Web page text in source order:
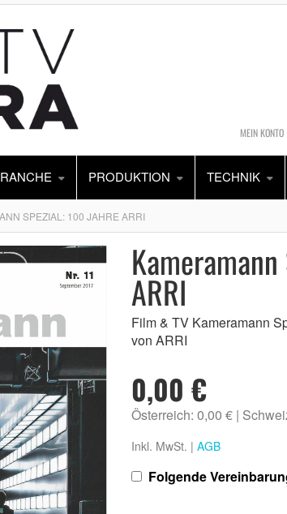
MEIN KONTO
PRODUKTION TECHNIK
SPEZIAL: 100 JAHRE ARRI
ARRI
Film & TV Kameramann
von ARRI
0,00 €
Österreich: 0,00 €
Inkl. MwSt. | AGB
Folgende